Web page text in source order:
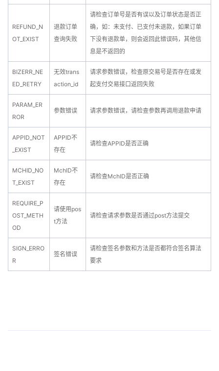
REFUND_N
OT_EXIST
退款订单
查询失败
请检查订单号是否有误以及订单状态是否正
确，如：未支付、已支付未退款，如果订单
下没有退款单，则会返回此错误码，其他信
息是不返回的
BIZERR_NE
ED_RETRY
无效trans
action_id
请求参数错误，检查原交易号是否存在或发
起支付交易接口返回失败
PARAM_ER
ROR
参数错误 请求参数错误，请检查参数再调用退款申请
APPID_NOT
_EXIST
APPID不
存在
请检查APPID是否正确
MCHID_NO
T_EXIST
MchID不
存在
请检查MchID是否正确
REQUIRE_P
OST_METH
OD
请使用pos
t方法
请检查请求参数是否通过post方法提交
SIGN_ERRO
R
签名错误
请检查签名参数和方法是否都符合签名算法
要求